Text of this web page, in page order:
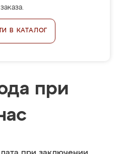
заказа.
В КАТАЛОГ
при